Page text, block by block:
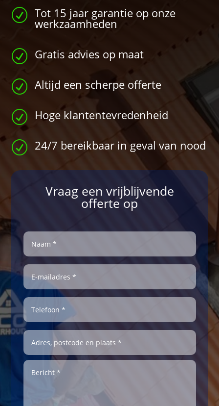
R Tot 15 jaar garantie op onze
werkzaamheden
R Gratis advies op maat
R Altijd een scherpe offerte
R Hoge klantentevredenheid
R 24/7 bereikbaar in geval van nood
Vraag een vrijblijvende
offerte op